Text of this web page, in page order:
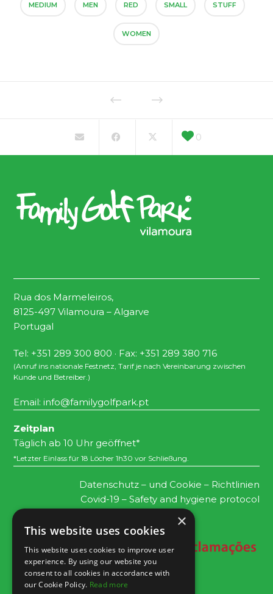
MEDIUM MEN RED SMALL STUFF
WOMEN
0
Rua dos Marmeleiros,
8125-497 Vilamoura – Algarve
Portugal
Tel: +351 289 300 800 · Fax: +351 289 380 716
(Anruf ins nationale Festnetz, Tarif je nach Vereinbarung zwischen
Kunde und Betreiber.)
Email:info@familygolfpark.pt
Zeitplan
Täglich ab 10 Uhr geöffnet*
*Letzter Einlass für 18 Löcher 1h30 vor Schließung.
Datenschutz – und Cookie – Richtlinien
Covid-19 – Safety and hygiene protocol
×
This website uses cookies
This website uses cookies to improve user
experience. By using our website you
consent to all cookies in accordance with
our Cookie Policy. Read more